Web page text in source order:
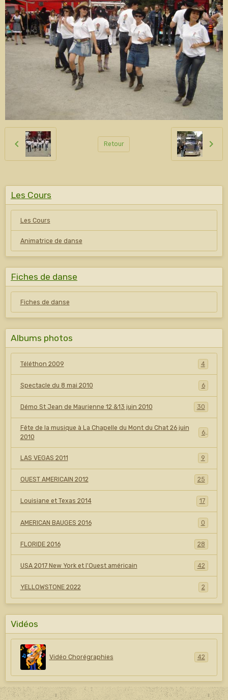
Retour
Les Cours
Les Cours
Animatrice de danse
Fiches de danse
Fiches de danse
Albums photos
Téléthon 2009 4
Spectacle du 8 mai 2010 6
Démo St Jean de Maurienne 12 &13 juin 2010 30
Fête de la musique à La Chapelle du Mont du Chat 26 juin
2010
6
LAS VEGAS 2011 9
OUEST AMERICAIN 2012 25
Louisiane et Texas 2014 17
AMERICAN BAUGES 2016 0
FLORIDE 2016 28
USA 2017 New York et l'Ouest américain 42
YELLOWSTONE 2022 2
Vidéos
Vidéo Chorégraphies 42